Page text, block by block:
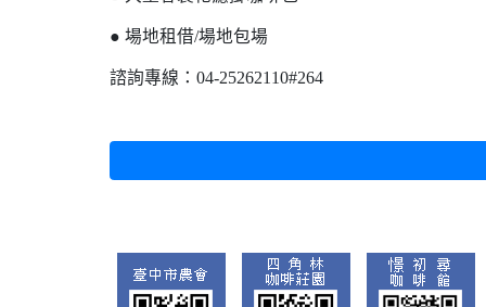
● 場地租借/場地包場
諮詢專線：04-25262110#264